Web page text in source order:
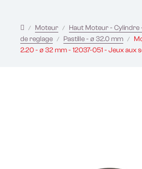
Moteur Haut Moteur - Cylindre
de reglage
Pastille - ø 32.0 mm
2.20 - ø 32 mm - 12037-051 - Jeux aux